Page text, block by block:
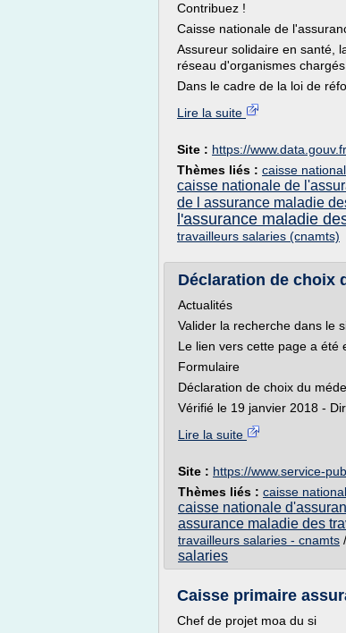
Contribuez !
Caisse nationale de
Assureur solidaire en santé,
réseau d'organismes
Dans le cadre de la loi de
Lire la suite
Site : https://www.data.gouv.fr
Thèmes liés : caisse
caisse nationale de
de l assurance maladie
l'assurance maladie
travailleurs salaries (cnamts)
Déclaration de choix
Actualités
Valider la recherche dans le
Le lien vers cette page a été
Formulaire
Déclaration de choix du
Vérifié le 19 janvier 2018 -
Lire la suite
Site : https://www.service-
Thèmes liés : caisse
caisse nationale
assurance maladie des
travailleurs salaries - cnamts /
salaries
Caisse primaire
Chef de projet moa du si